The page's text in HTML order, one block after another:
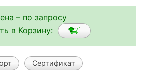
– по запросу
в Корзину:
Сертификат